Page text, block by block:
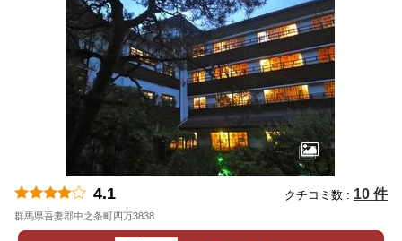
4.1 クチコミ数 : 10 件
群馬県吾妻郡中之条町四万3838